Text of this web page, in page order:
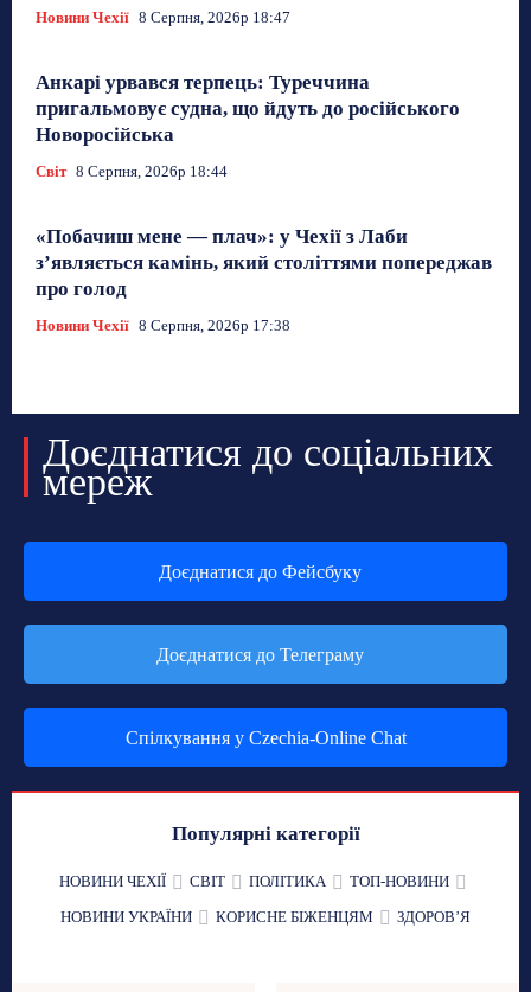
Новини Чехії 8 Серпня, 2026р 18:47
Анкарі урвався терпець: Туреччина
пригальмовує судна, що йдуть до російського
Новоросійська
Світ 8 Серпня, 2026р 18:44
«Побачиш мене — плач»: у Чехії з Лаби
з’являється камінь, який століттями попереджав
про голод
Новини Чехії 8 Серпня, 2026р 17:38
Доєднатися до соціальних
мереж
Доєднатися до Фейсбуку
Доєднатися до Телеграму
Спілкування у Czechia-Online Chat
Популярні категорії
НОВИНИ ЧЕХІЇ СВІТ ПОЛІТИКА
ТОП-НОВИНИ
НОВИНИ УКРАЇНИ
КОРИСНЕ БІЖЕНЦЯМ ЗДОРОВʼЯ